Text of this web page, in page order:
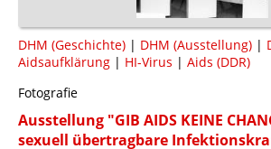
DHM (Geschichte) | DHM (Ausstellung) |
Aidsaufklärung | HI-Virus | Aids (DDR)
Fotografie
Ausstellung "GIB AIDS KEINE
sexuell übertragbare